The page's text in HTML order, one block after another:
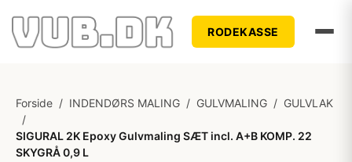
RODEKASSE
Forside / INDENDØRS MALING / GULVMALING / GULVLAK
/
SIGURAL 2K Epoxy Gulvmaling SÆT incl. A+B KOMP. 22
SKYGRÅ 0,9 L